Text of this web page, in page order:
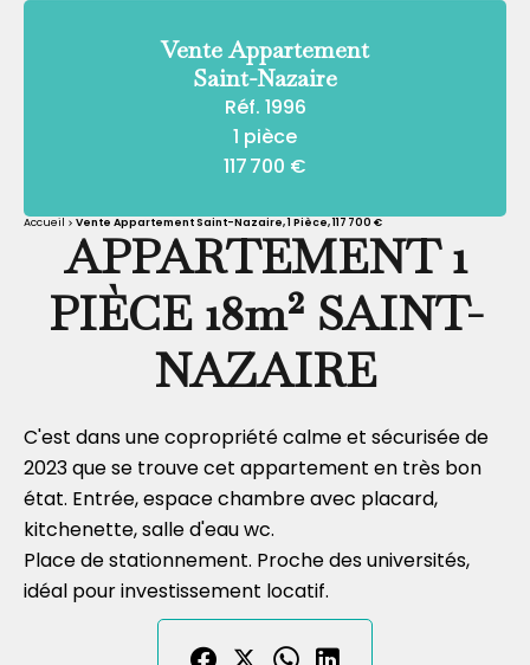
Vente Appartement
Saint-Nazaire
Réf. 1996
1 pièce
117 700 €
Accueil Vente Appartement Saint-Nazaire, 1 Pièce, 117 700 €
APPARTEMENT 1
PIÈCE 18m² SAINT-
NAZAIRE
C'est dans une copropriété calme et sécurisée de
2023 que se trouve cet appartement en très bon
état. Entrée, espace chambre avec placard,
kitchenette, salle d'eau wc.
Place de stationnement. Proche des universités,
idéal pour investissement locatif.